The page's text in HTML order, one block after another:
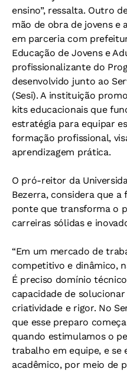
ensino”, ressalta. Outro
mão de obra de jovens e
em parceria com
Educação de Jovens e
profissionalizante do
desenvolvido junto ao
(Sesi). A instituição
kits educacionais que
estratégia para equipar
formação profissional,
aprendizagem prática.
O pró-reitor da
Bezerra, considera que
ponte que transforma o
carreiras sólidas e
“Em um mercado de
competitivo e dinâmico,
É preciso domínio
capacidade de
criatividade e rigor. No
que esse preparo
quando estimulamos o
trabalho em equipe, e
acadêmico, por meio de